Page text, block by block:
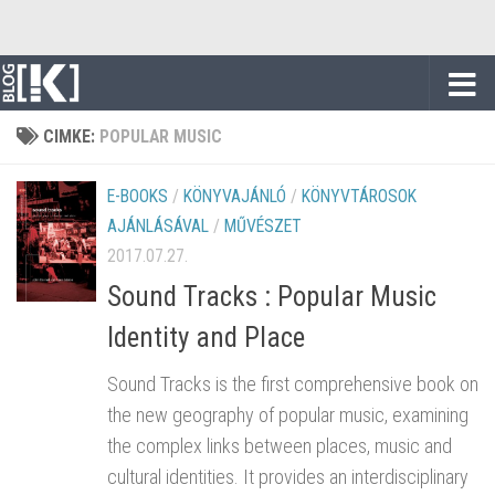
CIMKE: POPULAR MUSIC
E-BOOKS / KÖNYVAJÁNLÓ / KÖNYVTÁROSOK
AJÁNLÁSÁVAL / MŰVÉSZET
2017.07.27.
Sound Tracks : Popular Music
Identity and Place
Sound Tracks is the first comprehensive book on
the new geography of popular music, examining
the complex links between places, music and
cultural identities. It provides an interdisciplinary